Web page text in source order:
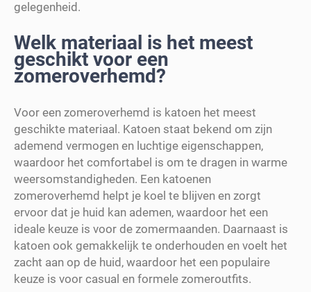
gelegenheid.
Welk materiaal is het meest
geschikt voor een
zomeroverhemd?
Voor een zomeroverhemd is katoen het meest
geschikte materiaal. Katoen staat bekend om zijn
ademend vermogen en luchtige eigenschappen,
waardoor het comfortabel is om te dragen in warme
weersomstandigheden. Een katoenen
zomeroverhemd helpt je koel te blijven en zorgt
ervoor dat je huid kan ademen, waardoor het een
ideale keuze is voor de zomermaanden. Daarnaast is
katoen ook gemakkelijk te onderhouden en voelt het
zacht aan op de huid, waardoor het een populaire
keuze is voor casual en formele zomeroutfits.